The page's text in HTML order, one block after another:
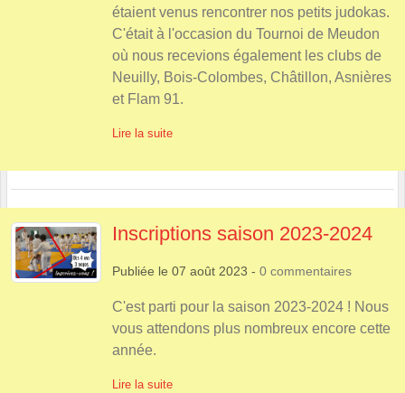
étaient venus rencontrer nos petits judokas.
C'était à l'occasion du Tournoi de Meudon
où nous recevions également les clubs de
Neuilly, Bois-Colombes, Châtillon, Asnières
et Flam 91.
Lire la suite
Inscriptions saison 2023-2024
Publiée le 07 août 2023 - 0 commentaires
C'est parti pour la saison 2023-2024 ! Nous
vous attendons plus nombreux encore cette
année.
Lire la suite